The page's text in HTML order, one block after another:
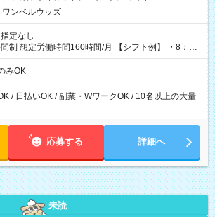
ワンベルウッズ
定なし
定労働時間160時間/月 【シフト例】 ・8：00
みOK
/ 日払いOK / 副業・WワークOK / 10名以上の大量
応募する 詳細へ
未読